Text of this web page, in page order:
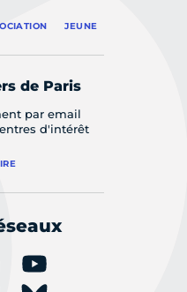
JEUNE
de Paris
par email
d'intérêt